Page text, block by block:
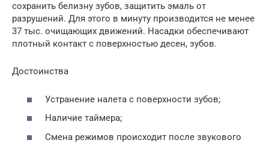
сохранить белизну зубов, защитить эмаль от
разрушений. Для этого в минуту производится не менее
37 тыс. очищающих движений. Насадки обеспечивают
плотный контакт с поверхностью десен, зубов.
Достоинства
Устранение налета с поверхности зубов;
Наличие таймера;
Смена режимов происходит после звукового